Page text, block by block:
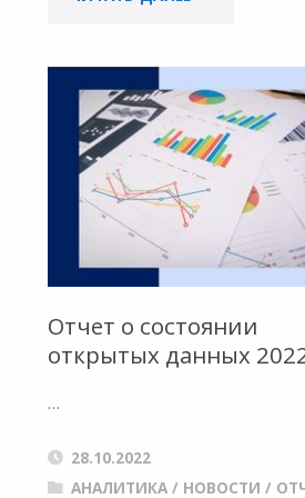
PYTHON
С
ОТКРЫТЫМ
ИСХОДНЫМ
КОДОМ
ДЛЯ
Отчет о состоянии
открытых данных
…
28.10.2022
АНАЛИТИКА / НОВОСТИ /